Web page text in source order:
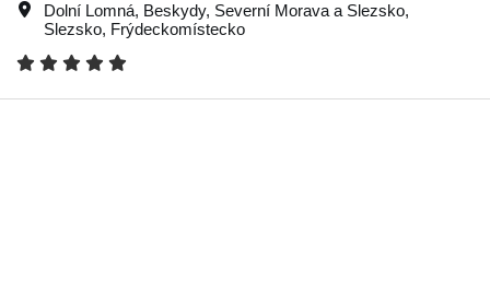
Dolní Lomná, Beskydy, Severní Morava a Slezsko,
Slezsko, Frýdeckomístecko